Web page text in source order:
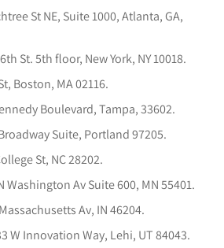
St NE, Suite 1000, Atlanta, GA,
St. 5th floor, New York, NY 10018.
Boston, MA 02116.
Boulevard, Tampa, 33602.
Suite, Portland 97205.
St, NC 28202.
Washington Av Suite 600, MN 55401.
Av, IN 46204.
W Innovation Way, Lehi, UT 84043.